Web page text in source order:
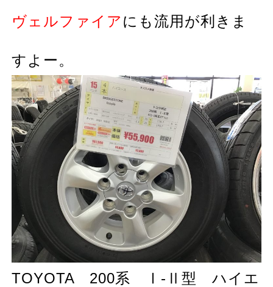
ヴェルファイアにも流用が利きま
すよー。
TOYOTA 200系 Ⅰ-Ⅱ型 ハイエ